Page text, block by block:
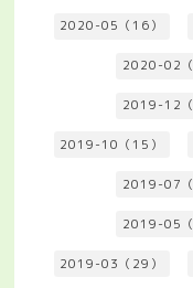
2020-05（16）
2020-02（
2019-12（
2019-10（15）
2019-07（
2019-05（
2019-03（29）